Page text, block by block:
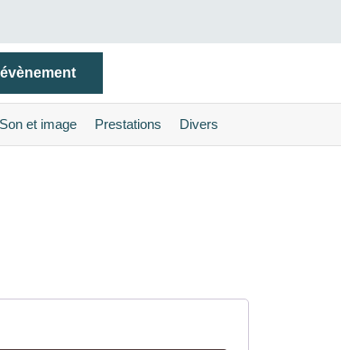
Son et image Prestations Divers